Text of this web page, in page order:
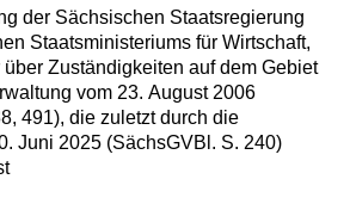
der Sächsischen Staatsregierung
Staatsministeriums für Wirtschaft,
Zuständigkeiten auf dem Gebiet
vom 23. August 2006
491), die zuletzt durch die
Juni 2025 (SächsGVBl. S. 240)